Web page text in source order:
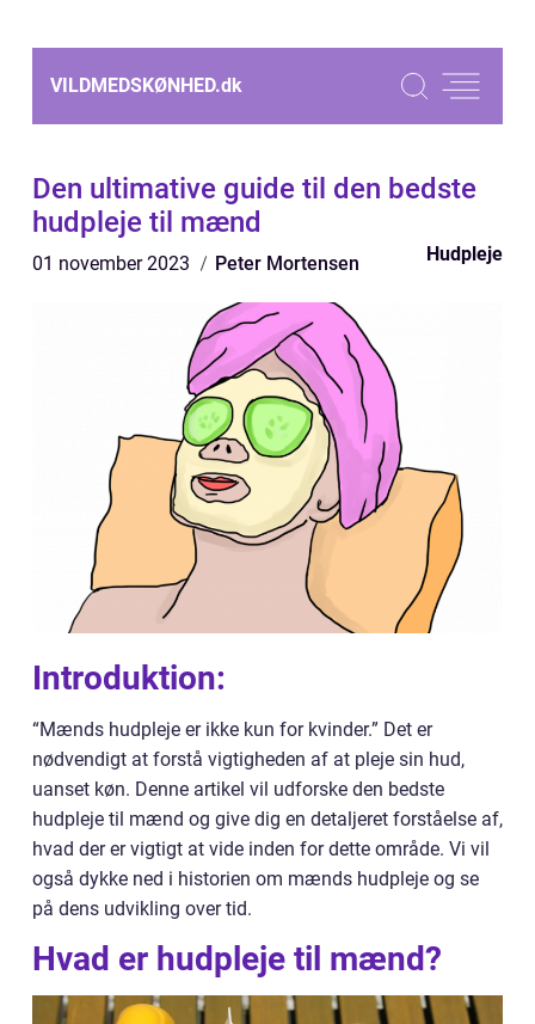
VILDMEDSKØNHED.dk
Den ultimative guide til den bedste
hudpleje til mænd
01 november 2023 Peter Mortensen Hudpleje
Introduktion:
“Mænds hudpleje er ikke kun for kvinder.” Det er
nødvendigt at forstå vigtigheden af at pleje sin hud,
uanset køn. Denne artikel vil udforske den bedste
hudpleje til mænd og give dig en detaljeret forståelse af,
hvad der er vigtigt at vide inden for dette område. Vi vil
også dykke ned i historien om mænds hudpleje og se
på dens udvikling over tid.
Hvad er hudpleje til mænd?